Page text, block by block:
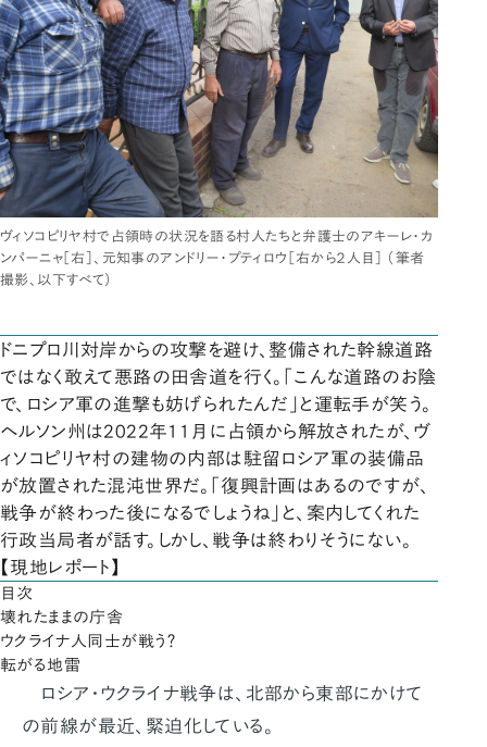
ヴィソコピリヤ村で占領時の状況を語る村人たちと弁護士のアキーレ・カ
ンパーニャ［右］、元知事のアンドリー・プティロウ［右から２人目］ （筆者
撮影、以下すべて）
ドニプロ川対岸からの攻撃を避け、整備された幹線道路
ではなく敢えて悪路の田舎道を行く。「こんな道路のお陰
で、ロシア軍の進撃も妨げられたんだ」と運転手が笑う。
ヘルソン州は2022年11月に占領から解放されたが、ヴ
ィソコピリヤ村の建物の内部は駐留ロシア軍の装備品
が放置された混沌世界だ。「復興計画はあるのですが、
戦争が終わった後になるでしょうね」と、案内してくれた
行政当局者が話す。しかし、戦争は終わりそうにない。
【現地レポート】
目次
壊れたままの庁舎
ウクライナ人同士が戦う？
転がる地雷
ロシア・ウクライナ戦争は、北部から東部にかけて
の前線が最近、緊迫化している。